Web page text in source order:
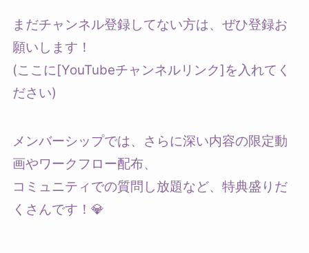
まだチャンネル登録してない方は、ぜひ登録お
願いします！
(ここに[YouTubeチャンネルリンク]を入れてく
ださい)
メンバーシップでは、さらに深い内容の限定動
画やワークフロー配布、
コミュニティでの質問し放題など、特典盛りだ
くさんです！💎